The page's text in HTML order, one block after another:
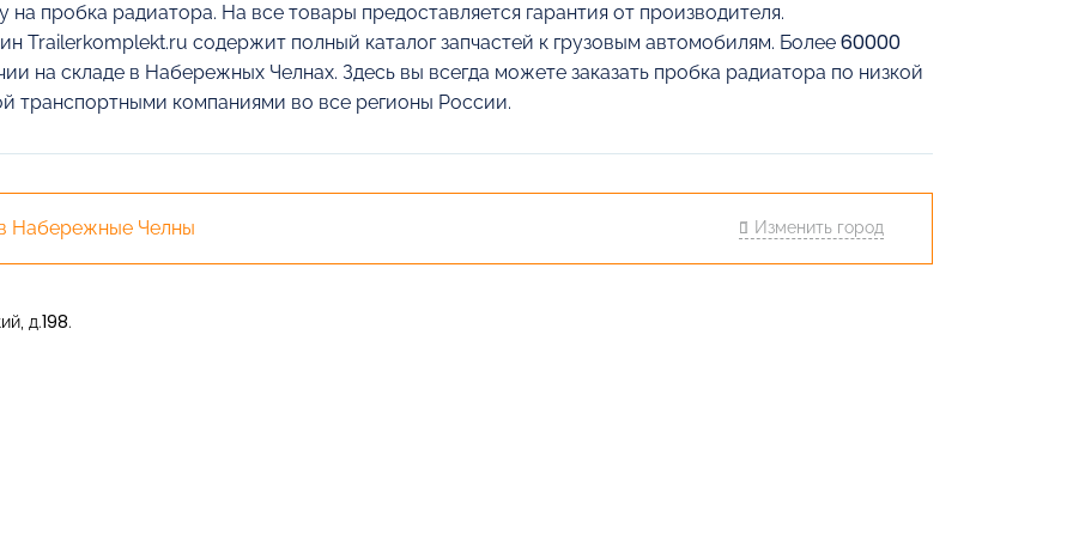
на пробка радиатора. На все товары предоставляется гарантия от производителя.
Trailerkomplekt.ru содержит полный каталог запчастей к грузовым автомобилям. Более 60000
на складе в Набережных Челнах. Здесь вы всегда можете заказать пробка радиатора по низкой
транспортными компаниями во все регионы России.
Набережные Челны Изменить город
д.198.